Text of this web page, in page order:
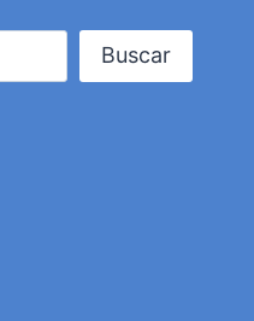
Buscar